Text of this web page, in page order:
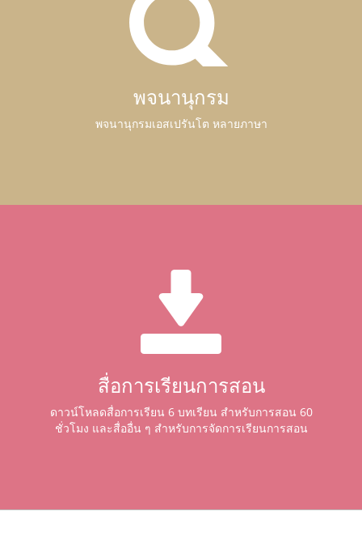
พจนานุกรม
พจนานุกรมเอสเปรันโต หลายภาษา
สื่อการเรียนการสอน
ดาวน์โหลดสื่อการเรียน 6 บทเรียน สำหรับการสอน 60
ชั่วโมง และสื่ออื่น ๆ สำหรับการจัดการเรียนการสอน